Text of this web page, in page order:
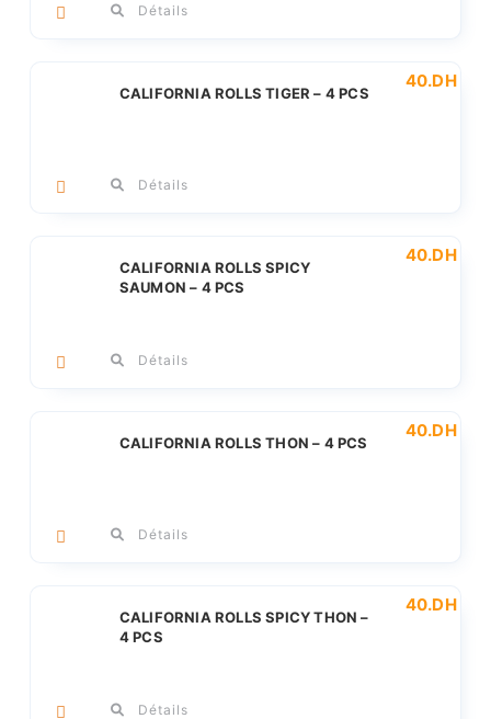
Détails
CALIFORNIA ROLLS TIGER – 4 PCS
40.DH
Détails
CALIFORNIA ROLLS SPICY
SAUMON – 4 PCS
40.DH
Détails
CALIFORNIA ROLLS THON – 4 PCS
40.DH
Détails
CALIFORNIA ROLLS SPICY THON –
4 PCS
40.DH
Détails